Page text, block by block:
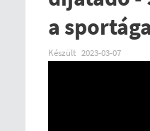
a
Készült 2023-03-07